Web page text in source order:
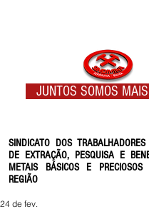
SINDICATO DOS
DE EXTRAÇÃO, PESQUISA E
METAIS BÁSICOS E
REGIÃO
JUNTOS SOMOS
24 de fev.